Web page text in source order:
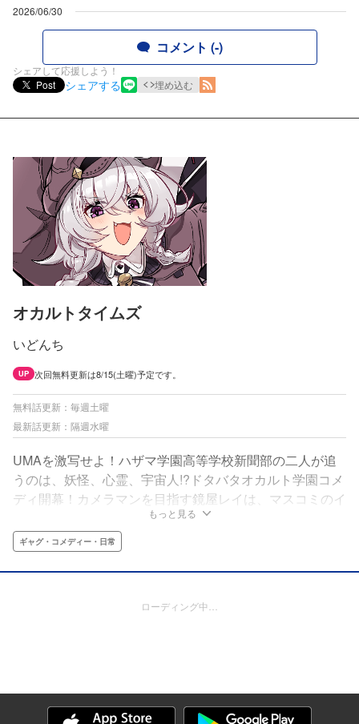
2026/06/30
コメント (-)
シェアして応援しよう！
Post
シェアする 埋め込む
オカルトタイムズ
いどんち
UP 次回無料更新は8/15(土曜)予定です。
無料話更新：毎週土曜
最新話更新：隔週水曜
UMAを激写せよ！ハザマ学園高等学校新聞部の二人が追
うのは、妖怪、心霊、宇宙人!?ドタバタオカルト学園コメ
ディ開幕！カメラマンを目指す鏡屋レイは、マスコミのイ
ロハを学ぶべく、入学後すぐに新聞部へ。待ち受けていた
のはオカルト好きの編集長、星川シロ。猫のストラップに
釣られて仮入部したレイだったが、入部早々、衝撃の事実
を知ることになる──!?
もっと見る
ギャグ・コメディー・日常
ローディング中…